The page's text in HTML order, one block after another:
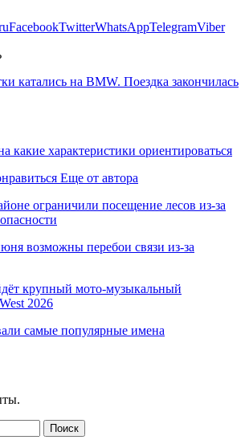
FacebookTwitterWhatsAppTelegramViber
катались на BMW. Поездка закончилась
какие характеристики ориентироваться
Еще от автора
ограничили посещение лесов из-за
возможны перебои связи из-за
крупный мото-музыкальный
2026
самые популярные имена